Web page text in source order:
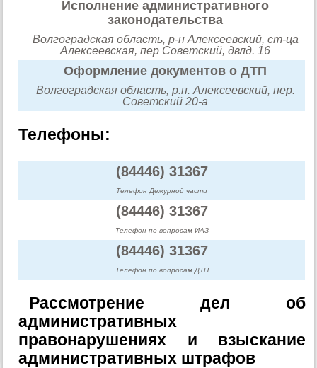
Исполнение административного
законодательства
Волгоградская область, р-н Алексеевский, ст-ца
Алексеевская, пер Советский, двлд. 16
Оформление документов о ДТП
Волгоградская область, р.п. Алексеевский, пер.
Советский 20-а
Телефоны:
(84446) 31367
Телефон Дежурной части
(84446) 31367
Телефон по вопросам ИАЗ
(84446) 31367
Телефон по вопросам ДТП
Рассмотрение дел об
административных
правонарушениях и взыскание
административных штрафов